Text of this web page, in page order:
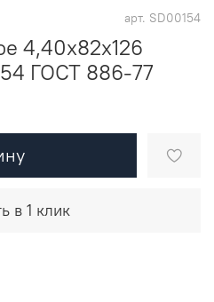
арт. SD00154
4,40х82х126
ГОСТ 886-77
в 1 клик